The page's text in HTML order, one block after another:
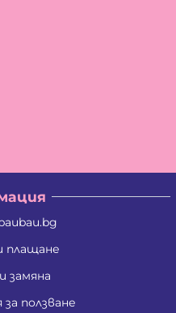
плащане
замяна
ползване